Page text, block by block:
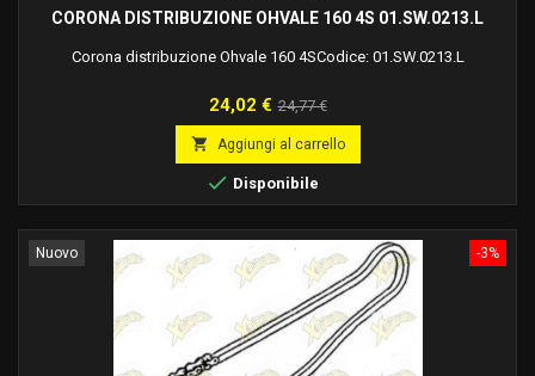
CORONA DISTRIBUZIONE OHVALE 160 4S 01.SW.0213.L
Corona distribuzione Ohvale 160 4SCodice: 01.SW.0213.L
Prezzo
24,02 € Prezzo
base
24,77 €
 Aggiungi al carrello
 Disponibile
-3%
Nuovo